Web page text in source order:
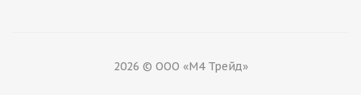
2026 © ООО «М4 Трейд»